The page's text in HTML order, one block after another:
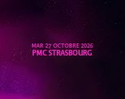
MAR 27 OCTOBRE 2026
PMC STRASBOURG